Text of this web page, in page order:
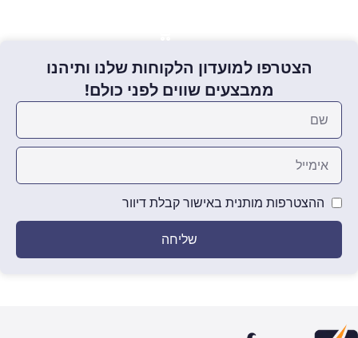
הצטרפו למועדון הלקוחות שלנו ותיהנו
ממבצעים שווים לפני כולם!
ההצטרפות מותנית באישור קבלת דיוור
שליחה